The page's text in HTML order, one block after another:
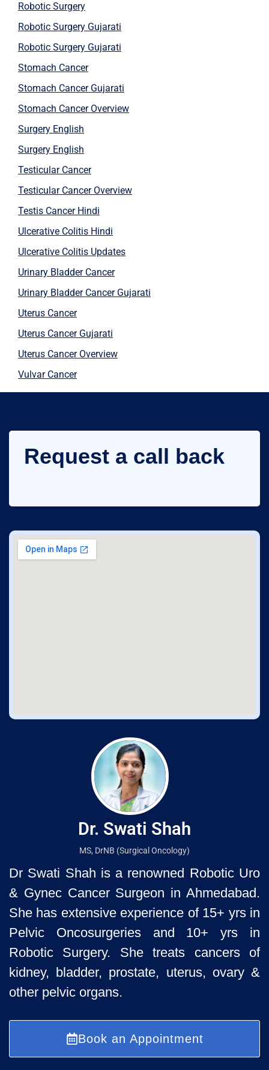
Robotic Surgery
Robotic Surgery Gujarati
Robotic Surgery Gujarati
Stomach Cancer
Stomach Cancer Gujarati
Stomach Cancer Overview
Surgery English
Surgery English
Testicular Cancer
Testicular Cancer Overview
Testis Cancer Hindi
Ulcerative Colitis Hindi
Ulcerative Colitis Updates
Urinary Bladder Cancer
Urinary Bladder Cancer Gujarati
Uterus Cancer
Uterus Cancer Gujarati
Uterus Cancer Overview
Vulvar Cancer
Request a call back
Dr. Swati Shah
MS, DrNB (Surgical Oncology)
Dr Swati Shah is a renowned Robotic Uro
& Gynec Cancer Surgeon in Ahmedabad.
She has extensive experience of 15+ yrs in
Pelvic Oncosurgeries and 10+ yrs in
Robotic Surgery. She treats cancers of
kidney, bladder, prostate, uterus, ovary &
other pelvic organs.
Book an Appointment